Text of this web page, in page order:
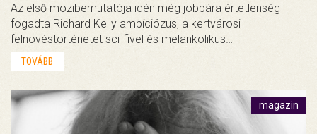
Az első mozibemutatója idén még jobbára értetlenség
fogadta Richard Kelly ambíciózus, a kertvárosi
felnövéstörténetet sci-fivel és melankolikus…
TOVÁBB
magazin